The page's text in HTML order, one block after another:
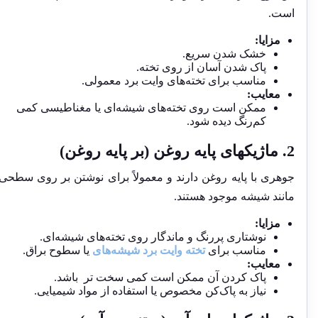
است.
مزایا:
خشک شدن سریع.
پاک شدن آسان از روی تخته.
مناسب برای تخته‌های وایت برد معمولی.
معایب:
ممکن است روی تخته‌های شیشه‌ای یا مغناطیسی کمی
کم‌رنگ دیده شود.
جوهری با پایه روغن دارند و معمولاً برای نوشتن بر روی سطحی
مانند شیشه موجود هستند.
مزایا:
نوشتاری پررنگ و ماندگار روی تخته‌های شیشه‌ای.
مناسب برای تخته‌ وایت برد شیشه‌هاییا سطوح براق.
معایب:
پاک کردن آن ممکن است کمی سخت تر باشد.
نیاز به پاک‌کن مخصوص یا استفاده از مواد شیمیایی.